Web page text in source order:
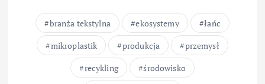
branża tekstylna ekosystemy
łańc
mikroplastik
produkcja
przemysł
recykling
środowisko